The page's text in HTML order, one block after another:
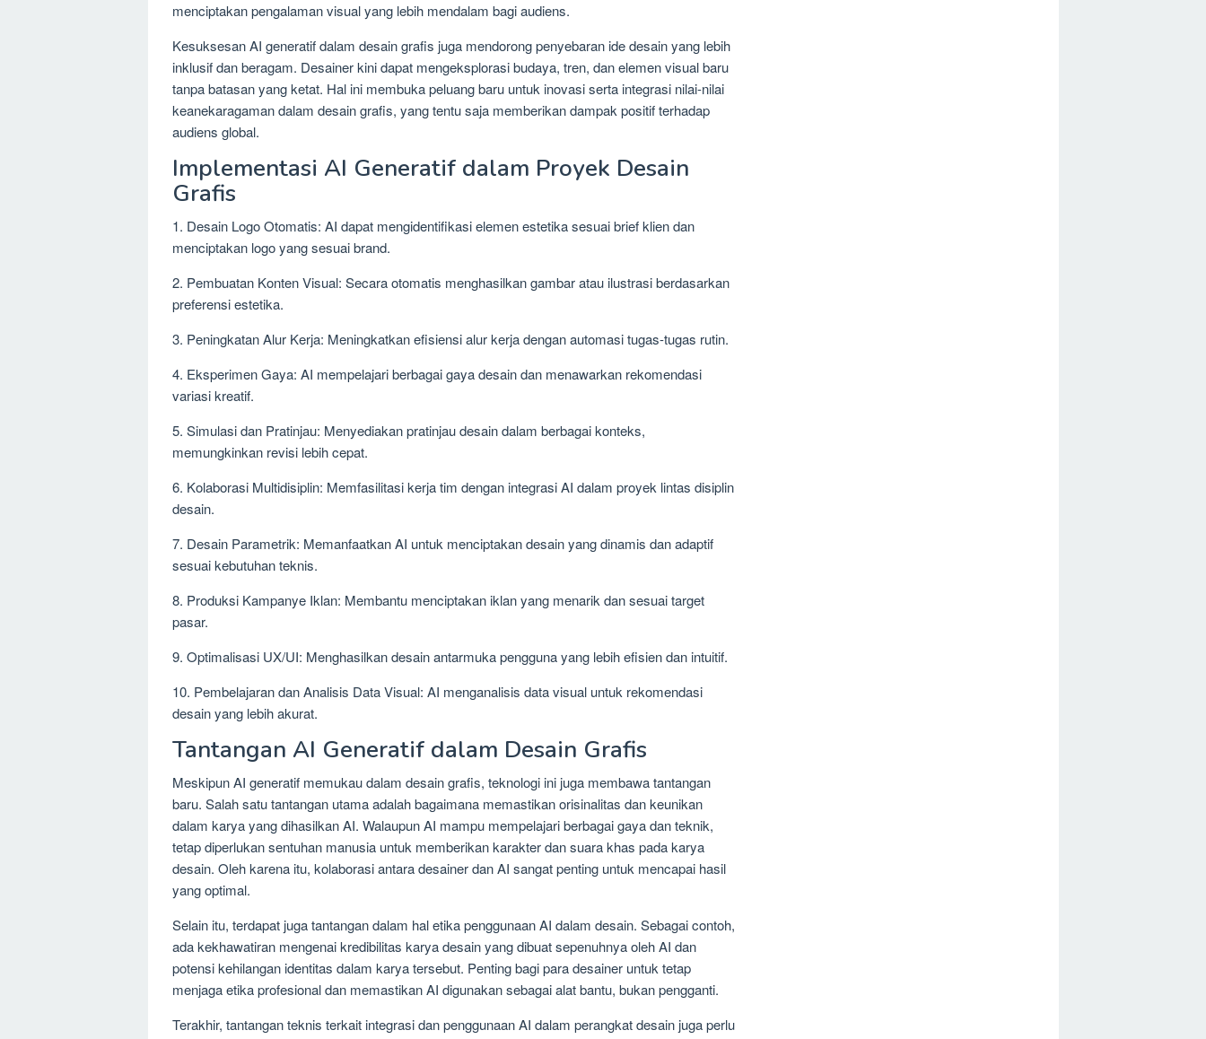
menciptakan pengalaman visual yang lebih mendalam bagi audiens.
Kesuksesan AI generatif dalam desain grafis juga mendorong penyebaran ide desain yang lebih
inklusif dan beragam. Desainer kini dapat mengeksplorasi budaya, tren, dan elemen visual baru
tanpa batasan yang ketat. Hal ini membuka peluang baru untuk inovasi serta integrasi nilai-nilai
keanekaragaman dalam desain grafis, yang tentu saja memberikan dampak positif terhadap
audiens global.
Implementasi AI Generatif dalam Proyek Desain
Grafis
1. Desain Logo Otomatis: AI dapat mengidentifikasi elemen estetika sesuai brief klien dan
menciptakan logo yang sesuai brand.
2. Pembuatan Konten Visual: Secara otomatis menghasilkan gambar atau ilustrasi berdasarkan
preferensi estetika.
3. Peningkatan Alur Kerja: Meningkatkan efisiensi alur kerja dengan automasi tugas-tugas rutin.
4. Eksperimen Gaya: AI mempelajari berbagai gaya desain dan menawarkan rekomendasi
variasi kreatif.
5. Simulasi dan Pratinjau: Menyediakan pratinjau desain dalam berbagai konteks,
memungkinkan revisi lebih cepat.
6. Kolaborasi Multidisiplin: Memfasilitasi kerja tim dengan integrasi AI dalam proyek lintas disiplin
desain.
7. Desain Parametrik: Memanfaatkan AI untuk menciptakan desain yang dinamis dan adaptif
sesuai kebutuhan teknis.
8. Produksi Kampanye Iklan: Membantu menciptakan iklan yang menarik dan sesuai target
pasar.
9. Optimalisasi UX/UI: Menghasilkan desain antarmuka pengguna yang lebih efisien dan intuitif.
10. Pembelajaran dan Analisis Data Visual: AI menganalisis data visual untuk rekomendasi
desain yang lebih akurat.
Tantangan AI Generatif dalam Desain Grafis
Meskipun AI generatif memukau dalam desain grafis, teknologi ini juga membawa tantangan
baru. Salah satu tantangan utama adalah bagaimana memastikan orisinalitas dan keunikan
dalam karya yang dihasilkan AI. Walaupun AI mampu mempelajari berbagai gaya dan teknik,
tetap diperlukan sentuhan manusia untuk memberikan karakter dan suara khas pada karya
desain. Oleh karena itu, kolaborasi antara desainer dan AI sangat penting untuk mencapai hasil
yang optimal.
Selain itu, terdapat juga tantangan dalam hal etika penggunaan AI dalam desain. Sebagai contoh,
ada kekhawatiran mengenai kredibilitas karya desain yang dibuat sepenuhnya oleh AI dan
potensi kehilangan identitas dalam karya tersebut. Penting bagi para desainer untuk tetap
menjaga etika profesional dan memastikan AI digunakan sebagai alat bantu, bukan pengganti.
Terakhir, tantangan teknis terkait integrasi dan penggunaan AI dalam perangkat desain juga perlu